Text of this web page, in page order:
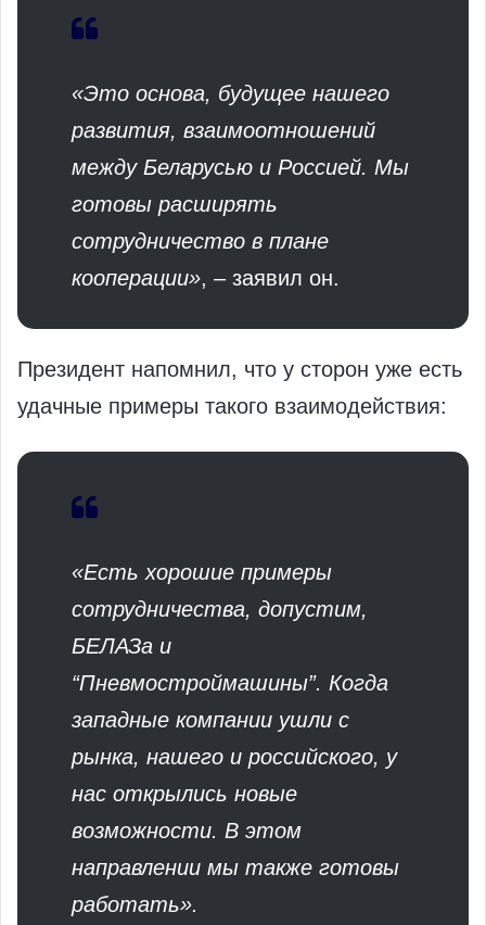
«Это основа, будущее нашего
развития, взаимоотношений
между Беларусью и Россией. Мы
готовы расширять
сотрудничество в плане
кооперации», – заявил он.
Президент напомнил, что у сторон уже есть
удачные примеры такого взаимодействия:
«Есть хорошие примеры
сотрудничества, допустим,
БЕЛАЗа и
“Пневмостроймашины”. Когда
западные компании ушли с
рынка, нашего и российского, у
нас открылись новые
возможности. В этом
направлении мы также готовы
работать».